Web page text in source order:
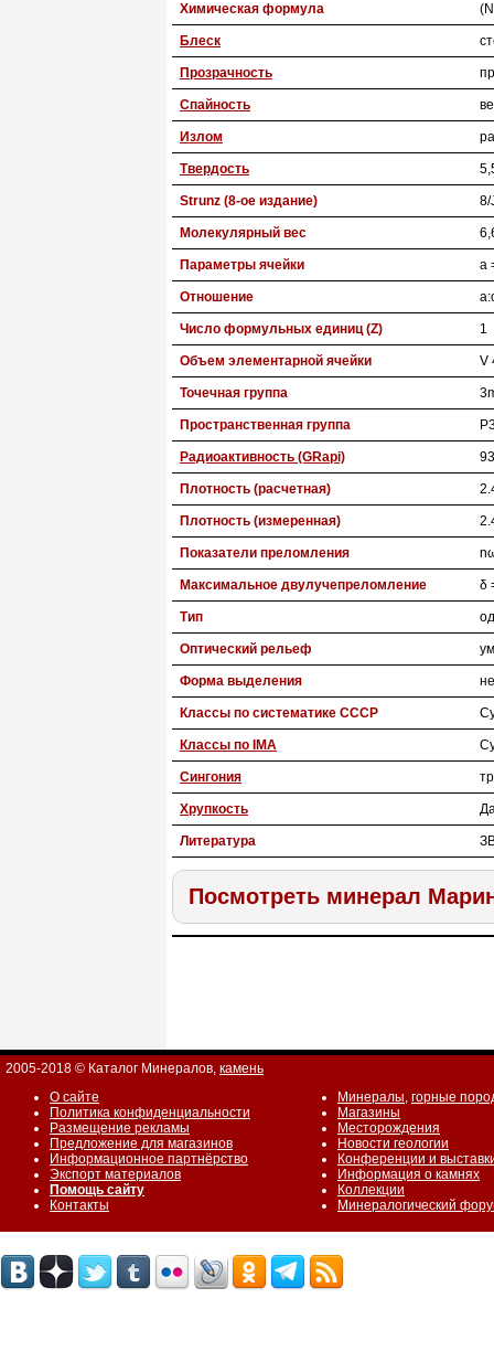
Химическая формула
Блеск
Прозрачность
Спайность
Излом
Твердость
Strunz (8-ое издание) 8/
Молекулярный вес
Параметры ячейки a
Отношение
Число формульных единиц (Z) 1
Объем элементарной ячейки V
Точечная группа
Пространственная группа
Радиоактивность (GRapi)
Плотность (расчетная)
Плотность (измеренная)
Показатели преломления
Максимальное двулучепреломление δ
Тип
Оптический рельеф
Форма выделения
Классы по систематике СССР
Классы по IMA
Сингония
Хрупкость
Литература
Посмотреть минерал
2005-2018 © Каталог Минералов, камень
О сайте
Политика конфиденциальности
Размещение рекламы
Предложение для магазинов
Информационное партнёрство
Экспорт материалов
Помощь сайту
Контакты
Минералы, горные
Магазины
Месторождения
Новости геологии
Конференции и
Информация о камнях
Коллекции
Минералогический